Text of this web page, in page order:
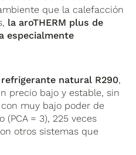
que la calefacción
la aroTHERM plus de
especialmente
natural R290,
precio bajo y estable, sin
muy bajo poder de
= 3), 225 veces
otros sistemas que